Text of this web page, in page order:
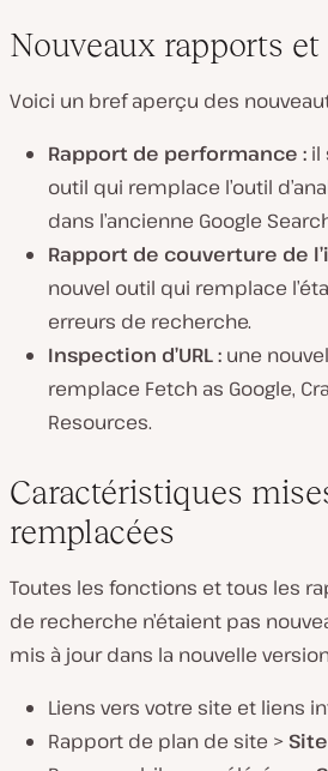
Nouveaux rapports
Voici un bref aperçu des
Rapport de performance : il
outil qui remplace l’outil
dans l’ancienne Google
Rapport de couverture de
nouvel outil qui remplace
erreurs de recherche.
Inspection d’URL : une
remplace Fetch as Google,
Resources.
Caractéristiques
remplacées
Toutes les fonctions et tous les
de recherche n’étaient pas
mis à jour dans la nouvelle
Liens vers votre site et liens
Rapport de plan de site >